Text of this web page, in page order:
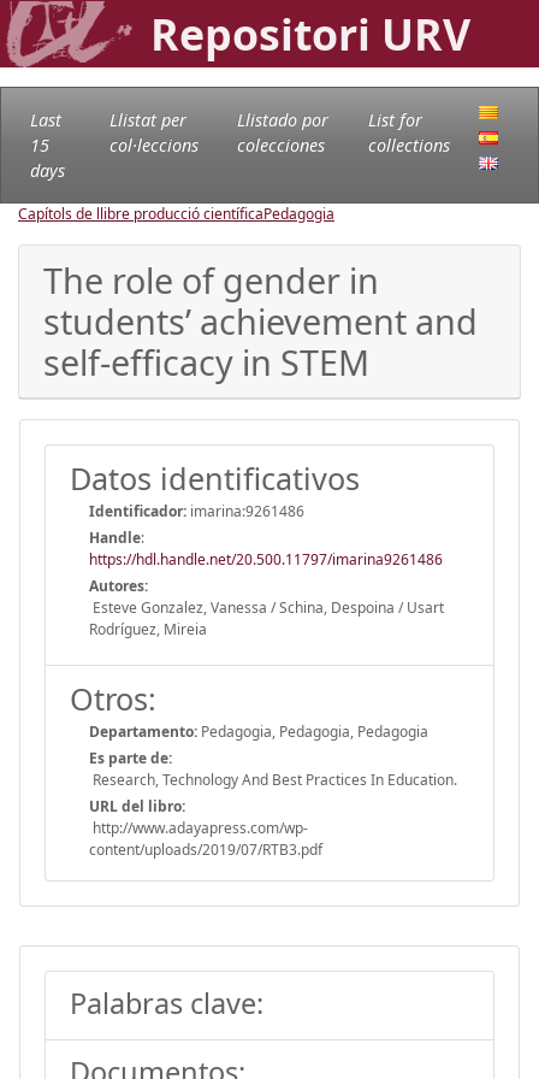
Repositori URV
Last
15
days
Llistat per
col·leccions
Llistado por
colecciones
List for
collections
Capítols de llibre producció científicaPedagogia
The role of gender in
students’ achievement and
self-efficacy in STEM
Datos identificativos
Identificador: imarina:9261486
Handle:
https://hdl.handle.net/20.500.11797/imarina9261486
Autores:
Esteve Gonzalez, Vanessa / Schina, Despoina / Usart
Rodríguez, Mireia
Otros:
Departamento: Pedagogia, Pedagogia, Pedagogia
Es parte de:
Research, Technology And Best Practices In Education.
URL del libro:
http://www.adayapress.com/wp-
content/uploads/2019/07/RTB3.pdf
Palabras clave: